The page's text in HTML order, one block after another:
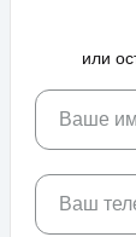
ЖК
детский сад,
центра
или
Ваше
Ваш